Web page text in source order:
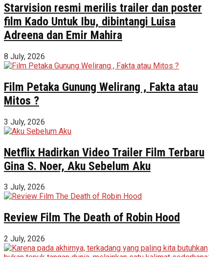
Starvision resmi merilis trailer dan poster
film Kado Untuk Ibu, dibintangi Luisa
Adreena dan Emir Mahira
8 July, 2026
Film Petaka Gunung Welirang , Fakta atau
Mitos ?
3 July, 2026
Netflix Hadirkan Video Trailer Film Terbaru
Gina S. Noer, Aku Sebelum Aku
3 July, 2026
Review Film The Death of Robin Hood
2 July, 2026